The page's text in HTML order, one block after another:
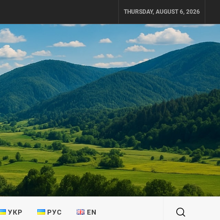
THURSDAY, AUGUST 6, 2026
УКР РУС EN